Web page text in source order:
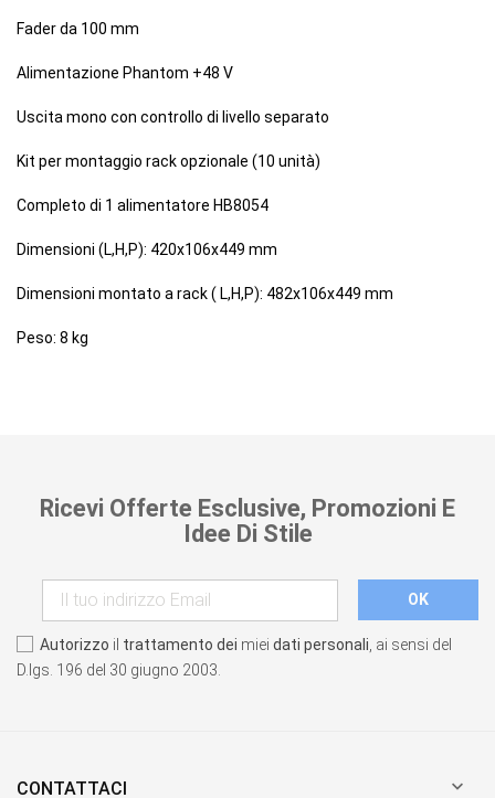
Fader da 100 mm
Alimentazione Phantom +48 V
Uscita mono con controllo di livello separato
Kit per montaggio rack opzionale (10 unità)
Completo di 1 alimentatore HB8054
Dimensioni (L,H,P): 420x106x449 mm
Dimensioni montato a rack ( L,H,P): 482x106x449 mm
Peso: 8 kg
Ricevi Offerte Esclusive, Promozioni E
Idee Di Stile
Autorizzo il trattamento dei miei dati personali , ai sensi del
D.lgs. 196 del 30 giugno 2003.
CONTATTACI 